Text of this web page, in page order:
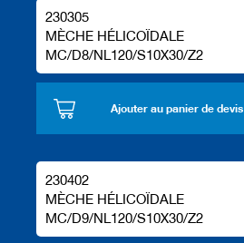
230305
MÈCHE HÉLICOÏDALE
MC/D8/NL120/S10X30/Z2
Ajouter au panier de devis
230402
MÈCHE HÉLICOÏDALE
MC/D9/NL120/S10X30/Z2